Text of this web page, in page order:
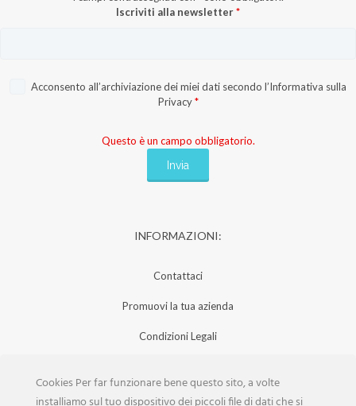
Iscriviti alla newsletter*
Acconsento all’archiviazione dei miei dati secondo l’Informativa sulla
Privacy *
Questo è un campo obbligatorio.
INFORMAZIONI:
Contattaci
Promuovi la tua azienda
Condizioni Legali
Iscrizione Aziende
Cookies Per far funzionare bene questo sito, a volte